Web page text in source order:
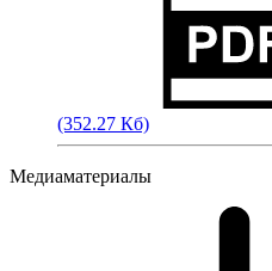
(352.27 Кб)
Медиаматериалы